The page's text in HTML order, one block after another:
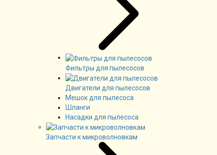
Фильтры для пылесосов
Двигатели для пылесосов
Мешок для пылесоса
Шланги
Насадки для пылесоса
Запчасти к микроволновкам